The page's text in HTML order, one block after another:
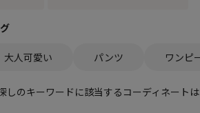
大人可愛い パンツ ワンピ
しのキーワードに該当するコーディネートは